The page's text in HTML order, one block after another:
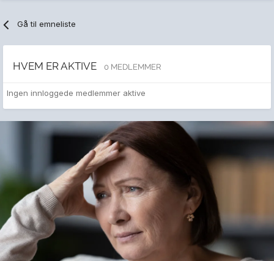
Gå til emneliste
HVEM ER AKTIVE 0 MEDLEMMER
Ingen innloggede medlemmer aktive